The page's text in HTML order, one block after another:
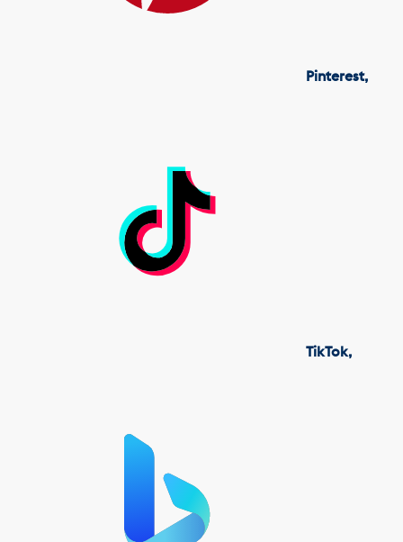
Pinterest,
TikTok,